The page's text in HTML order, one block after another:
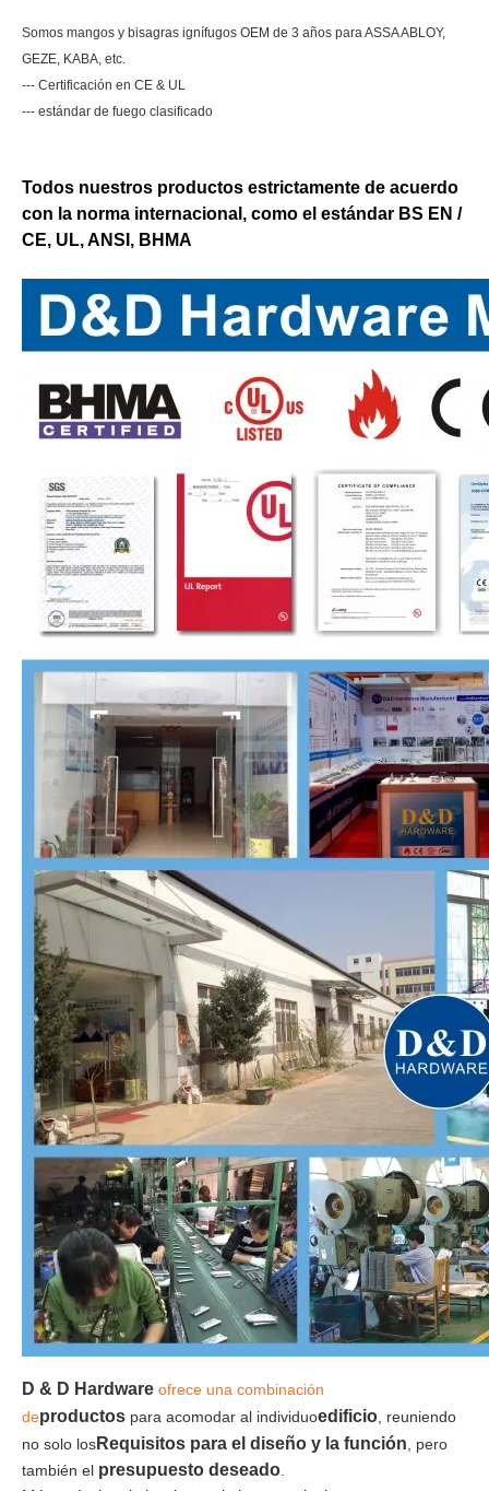
Somos mangos y bisagras ignífugos OEM de 3 años para ASSA ABLOY,
GEZE, KABA, etc.
--- Certificación en CE & UL
--- estándar de fuego clasificado
Todos nuestros productos estrictamente de acuerdo
con la norma internacional, como el estándar BS EN /
CE, UL, ANSI, BHMA
D & D Hardware ofrece una combinación
deproductos para acomodar al individuoedificio , reuniendo
no solo losRequisitos para el diseño y la función , pero
también el presupuesto deseado